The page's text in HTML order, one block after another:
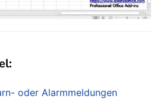
oder Alarmmeldungen